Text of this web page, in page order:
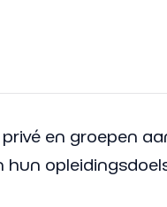
en groepen
hun